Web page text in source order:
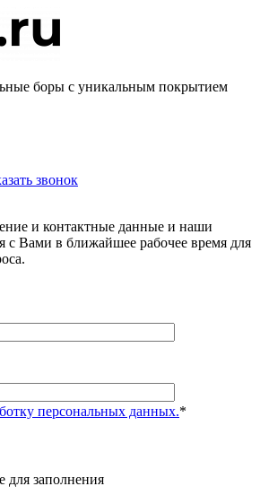
боры с уникальным покрытием
звонок
и контактные данные и наши
с Вами в ближайшее рабочее время для
персональных данных.*
для заполнения